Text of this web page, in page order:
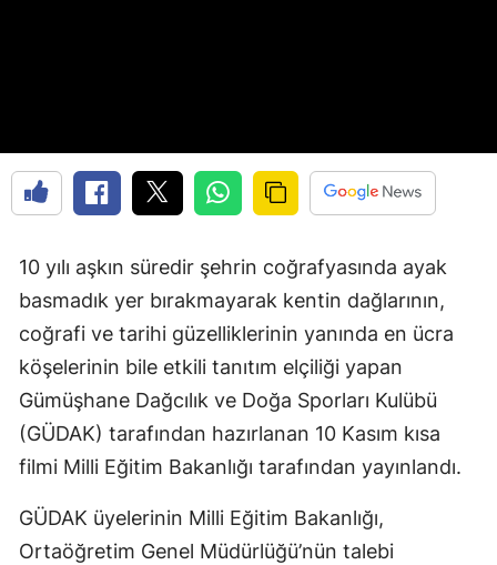
Gümüşhane
Hakkari
Hatay
Isparta
Mersin
İstanbul
İzmir
Kastamonu
10 yılı aşkın süredir şehrin coğrafyasında ayak
basmadık yer bırakmayarak kentin dağlarının,
coğrafi ve tarihi güzelliklerinin yanında en ücra
köşelerinin bile etkili tanıtım elçiliği yapan
Gümüşhane Dağcılık ve Doğa Sporları Kulübü
(GÜDAK) tarafından hazırlanan 10 Kasım kısa
filmi Milli Eğitim Bakanlığı tarafından yayınlandı.
GÜDAK üyelerinin Milli Eğitim Bakanlığı,
Ortaöğretim Genel Müdürlüğü’nün talebi